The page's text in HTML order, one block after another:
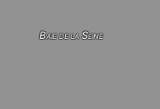
Baie de la Seine